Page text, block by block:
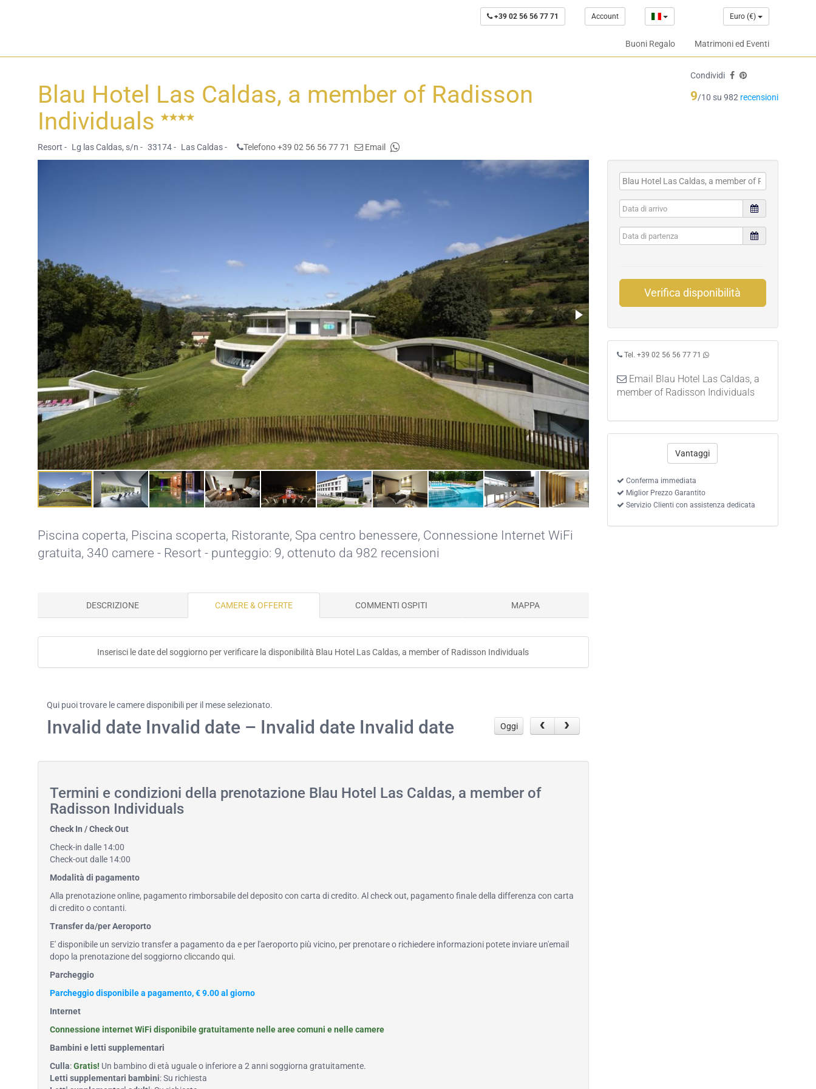
+39 02 56 56 77 71 Account Euro (€)
Buoni Regalo Matrimoni ed Eventi
Blau Hotel Las Caldas, a member of Radisson
Individuals
Resort - Lg las Caldas, s/n - 33174 - Las Caldas - Telefono +39 02 56 56 77 71 Email
Condividi
9/10 su 982 recensioni
Verifica disponibilità
Tel. +39 02 56 56 77 71
Email Blau Hotel Las Caldas, a
member of Radisson Individuals
Vantaggi
Conferma immediata
Miglior Prezzo Garantito
Servizio Clienti con assistenza dedicata
Piscina coperta, Piscina scoperta, Ristorante, Spa centro benessere, Connessione Internet WiFi
gratuita, 340 camere - Resort - punteggio: 9, ottenuto da 982 recensioni
DESCRIZIONE CAMERE & OFFERTE COMMENTI OSPITI MAPPA
Inserisci le date del soggiorno per verificare la disponibilità Blau Hotel Las Caldas, a member of Radisson Individuals
Qui puoi trovare le camere disponibili per il mese selezionato.
Invalid date Invalid date – Invalid date Invalid date Oggi
Termini e condizioni della prenotazione Blau Hotel Las Caldas, a member of
Radisson Individuals
Check In / Check Out
Check-in dalle 14:00
Check-out dalle 14:00
Modalità di pagamento
Alla prenotazione online, pagamento rimborsabile del deposito con carta di credito. Al check out, pagamento finale della differenza con carta
di credito o contanti.
Transfer da/per Aeroporto
E' disponibile un servizio transfer a pagamento da e per l'aeroporto più vicino, per prenotare o richiedere informazioni potete inviare un'email
dopo la prenotazione del soggiornocliccando qui.
Parcheggio
Parcheggio disponibile a pagamento, € 9.00 al giorno
Internet
Connessione internet WiFi disponibile gratuitamente nelle aree comuni e nelle camere
Bambini e letti supplementari
Culla:Gratis! Un bambino di età uguale o inferiore a 2 anni soggiorna gratuitamente.
Letti supplementari bambini: Su richiesta